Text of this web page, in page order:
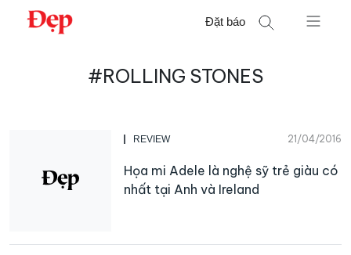
Chuyển
Đặt báo
#ROLLING STONES
REVIEW 21/04/2016
Họa mi Adele là nghệ sỹ trẻ giàu có
nhất tại Anh và Ireland